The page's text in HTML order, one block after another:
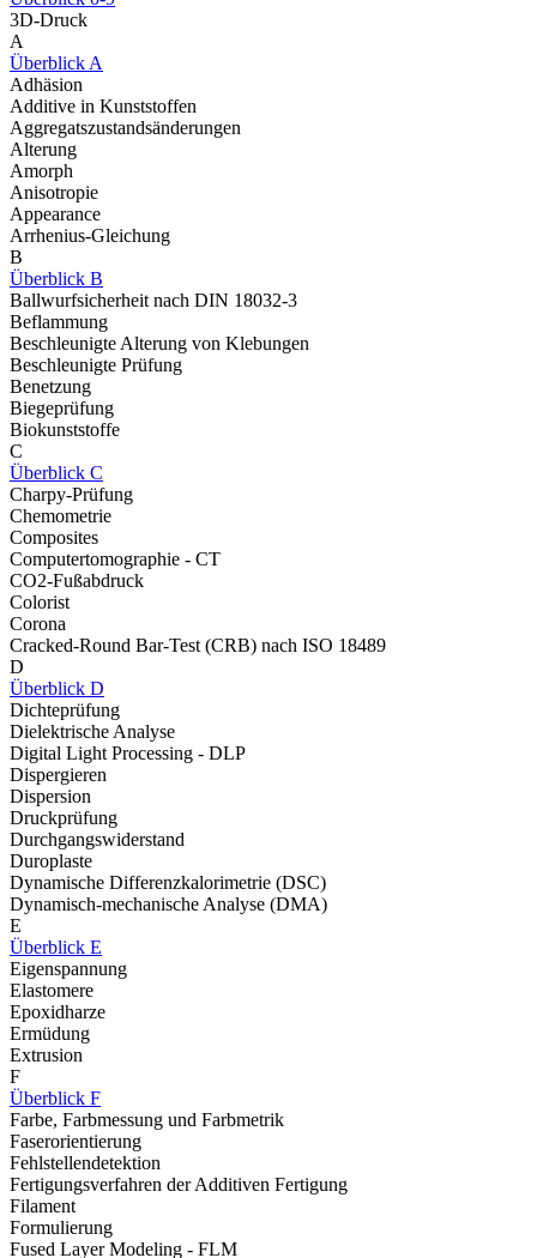
3D-Druck
A
Überblick A
Adhäsion
Additive in Kunststoffen
Aggregatszustandsänderungen
Alterung
Amorph
Anisotropie
Appearance
Arrhenius-Gleichung
B
Überblick B
Ballwurfsicherheit nach DIN 18032-3
Beflammung
Beschleunigte Alterung von Klebungen
Beschleunigte Prüfung
Benetzung
Biegeprüfung
Biokunststoffe
C
Überblick C
Charpy-Prüfung
Chemometrie
Composites
Computertomographie - CT
CO2-Fußabdruck
Colorist
Corona
Cracked-Round Bar-Test (CRB) nach ISO 18489
D
Überblick D
Dichteprüfung
Dielektrische Analyse
Digital Light Processing - DLP
Dispergieren
Dispersion
Druckprüfung
Durchgangswiderstand
Duroplaste
Dynamische Differenzkalorimetrie (DSC)
Dynamisch-mechanische Analyse (DMA)
E
Überblick E
Eigenspannung
Elastomere
Epoxidharze
Ermüdung
Extrusion
F
Überblick F
Farbe, Farbmessung und Farbmetrik
Faserorientierung
Fehlstellendetektion
Fertigungsverfahren der Additiven Fertigung
Filament
Formulierung
Fused Layer Modeling - FLM